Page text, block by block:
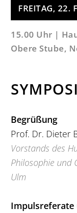
FREITAG, 22.
15.00 Uhr |
Obere Stube,
Begrüßung
Prof. Dr. Dieter
Vorstands des
Philosophie und
Ulm
Impulsreferate